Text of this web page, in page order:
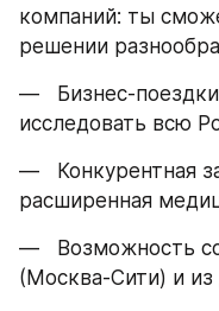
компаний: ты
решении
—   Бизнес-
исследовать всю
—   Конкурентная
расширенная
—   Возможность
(Москва-Сити) и из